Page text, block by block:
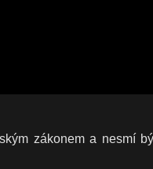
zákonem a nesmí